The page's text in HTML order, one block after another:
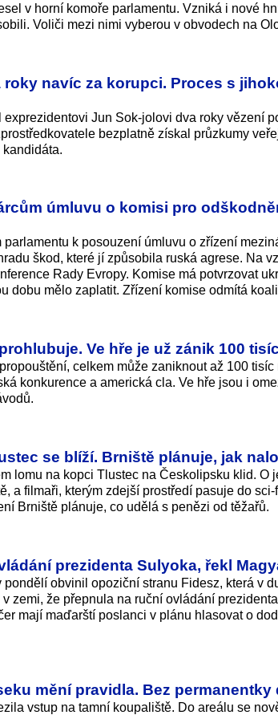
v horní komoře parlamentu. Vzniká i nové
Voliči mezi nimi vyberou v obvodech na
navíc za korupci. Proces s
Jun Sok-jolovi dva roky vězení
bezplatně získal průzkumy
úmluvu o komisi pro
k posouzení úmluvu o zřízení
škod, které jí způsobila ruská agrese. Na
Rady Evropy. Komise má potvrzovat
dobu mělo zaplatit. Zřízení komise odmítá
Ve hře je už zánik 100
celkem může zaniknout až 100
konkurence a americká cla. Ve hře jsou i
se blíží. Brniště plánuje, jak
lomu na kopci Tlustec na Českolipsku klid. O
a filmaři, kterým zdejší prostředí pasuje do
Brniště plánuje, co udělá s penězi od těžařů.
prezidenta Sulyoka, řekl
pondělí obvinil opoziční stranu Fidesz, která v
zemi, že přepnula na ruční ovládání
mají maďarští poslanci v plánu hlasovat o
mění pravidla. Bez
vstup na tamní koupaliště. Do areálu se